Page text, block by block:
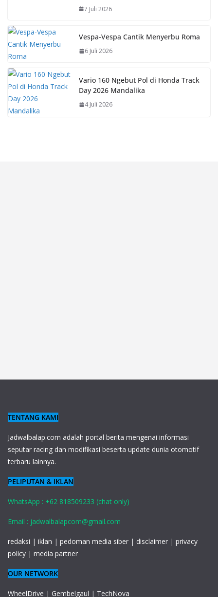
7 Juli 2026
Vespa-Vespa Cantik Menyerbu Roma
6 Juli 2026
Vario 160 Ngebut Pol di Honda Track
Day 2026 Mandalika
4 Juli 2026
TENTANG KAMI
Jadwalbalap.com adalah portal berita mengenai informasi
seputar racing dan modifikasi beserta update dunia otomotif
terbaru lainnya.
PELIPUTAN & IKLAN
WhatsApp : +62 818509233 (chat only)
Email : jadwalbalapcom@gmail.com
redaksi | iklan | pedoman media siber | disclaimer | privacy
policy | media partner
OUR NETWORK
WheelDrive | Gembelgaul | TechNova